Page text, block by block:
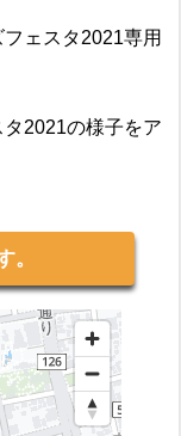
ェスタ2021専用
2021の様子をア
。